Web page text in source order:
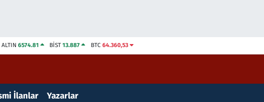
ALTIN 6574.81 BİST13.887 BTC 64.360,53
İlanlar Yazarlar